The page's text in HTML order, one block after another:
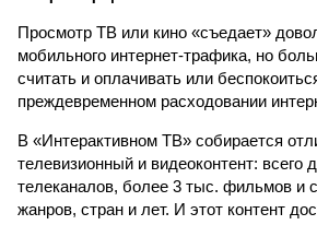
Просмотр ТВ или кино «съедает»
мобильного интернет-трафика, но
считать и оплачивать или
преждевременном расходовании
В «Интерактивном ТВ» собирается
телевизионный и видеоконтент: всего
телеканалов, более 3 тыс. фильмов и
жанров, стран и лет. И этот контент